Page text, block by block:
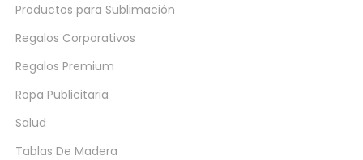
Productos para Sublimación
Regalos Corporativos
Regalos Premium
Ropa Publicitaria
Salud
Tablas De Madera